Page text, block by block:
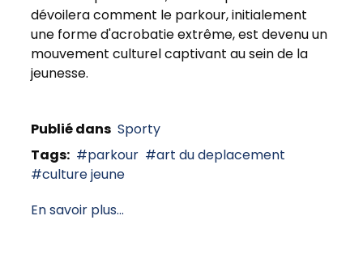
dévoilera comment le parkour, initialement
une forme d'acrobatie extrême, est devenu un
mouvement culturel captivant au sein de la
jeunesse.
Publié dans Sporty
Tags:
parkour
art du deplacement
culture jeune
En savoir plus...